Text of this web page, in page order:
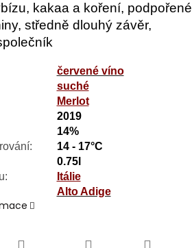
kakaa a koření, podpořené
středně dlouhý závěr,
červené víno
suché
Merlot
2019
14%
14 - 17°C
0.75l
Itálie
Alto Adige